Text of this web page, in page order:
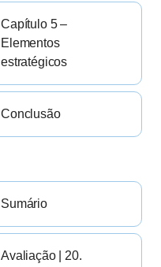
Capítulo 5 –
Elementos
estratégicos
Conclusão
Sumário
Avaliação | 20.